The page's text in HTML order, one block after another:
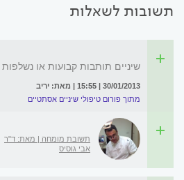
תשובות לשאלות
שיניים תותבות קבועות או נשלפות
30/01/2013 | 15:55 | מאת: יריב
מתוך פורום טיפולי שיניים אסתטיים
תשובת מומחה | מאת: ד"ר
אבי גוסיס